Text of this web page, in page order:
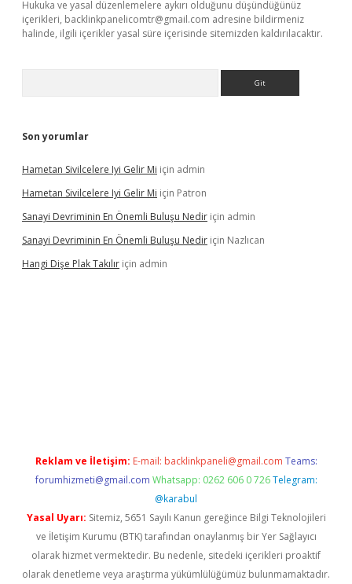
Hukuka ve yasal düzenlemelere aykırı olduğunu düşündüğünüz
içerikleri, backlinkpanelicomtr@gmail.com adresine bildirmeniz
halinde, ilgili içerikler yasal süre içerisinde sitemizden kaldırılacaktır.
Son yorumlar
Hametan Sivilcelere Iyi Gelir Mi için admin
Hametan Sivilcelere Iyi Gelir Mi için Patron
Sanayi Devriminin En Önemli Buluşu Nedir için admin
Sanayi Devriminin En Önemli Buluşu Nedir için Nazlıcan
Hangi Dişe Plak Takılır için admin
Reklam ve İletişim: E-mail: backlinkpaneli@gmail.com Teams:
forumhizmeti@gmail.com Whatsapp: 0262 606 0 726 Telegram:
@karabul
Yasal Uyarı: Sitemiz, 5651 Sayılı Kanun gereğince Bilgi Teknolojileri
ve İletişim Kurumu (BTK) tarafından onaylanmış bir Yer Sağlayıcı
olarak hizmet vermektedir. Bu nedenle, sitedeki içerikleri proaktif
olarak denetleme veya araştırma yükümlülüğümüz bulunmamaktadır.